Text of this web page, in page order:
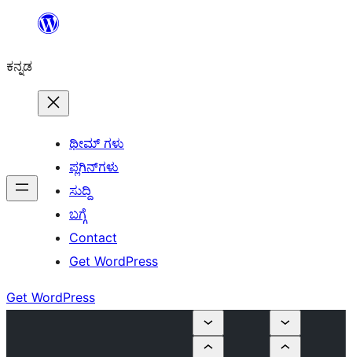
ವಿಷಯಕ್ಕೆ
ಕನ್ನಡ
ಥೀಮ್ ಗಳು
ಪ್ಲಗಿನ್‌ಗಳು
ಸುದ್ದಿ
ಬಗ್ಗೆ
Contact
Get WordPress
Get WordPress